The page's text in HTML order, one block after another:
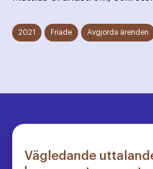
2021 Friade Avgjorda ärenden
Vägledande